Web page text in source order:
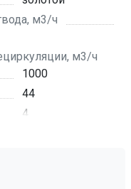
м3/ч
м3/ч
1000
44
4
кв м